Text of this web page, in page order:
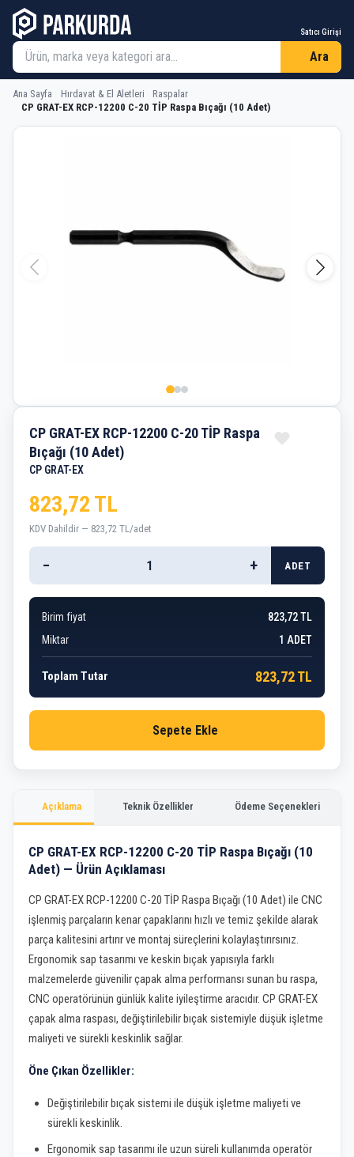
Satıcı Girişi
Ara
Ana Sayfa Hırdavat & El Aletleri
Raspalar
CP GRAT-EX RCP-12200 C-20 TİP Raspa Bıçağı (10 Adet)
CP GRAT-EX RCP-12200 C-20 TİP
Açıklama Teknik Özellikler Ödeme Seçenekleri
CP GRAT-EX RCP-12200 C-20 TİP Raspa Bıçağı (10
Adet) — Ürün Açıklaması
CP GRAT-EX RCP-12200 C-20 TİP Raspa Bıçağı (10 Adet) ile CNC
işlenmiş parçaların kenar çapaklarını hızlı ve temiz şekilde alarak
parça kalitesini artırır ve montaj süreçlerini kolaylaştırırsınız.
Ergonomik sap tasarımı ve keskin bıçak yapısıyla farklı
malzemelerde güvenilir çapak alma performansı sunan bu raspa,
CNC operatörünün günlük kalite iyileştirme aracıdır. CP GRAT-EX
çapak alma raspası, değiştirilebilir bıçak sistemiyle düşük işletme
maliyeti ve sürekli keskinlik sağlar.
Öne Çıkan Özellikler:
Değiştirilebilir bıçak sistemi ile düşük işletme maliyeti ve
sürekli keskinlik.
Ergonomik sap tasarımı ile uzun süreli kullanımda operatör
CP GRAT-EX RCP-12200 C-20 TİP Raspa
Bıçağı (10 Adet)
CP GRAT-EX
823,72 TL
KDV Dahildir — 823,72 TL/adet
− + ADET
Birim fiyat
823,72 TL
Miktar
1 ADET
Toplam Tutar 823,72 TL
Sepete Ekle